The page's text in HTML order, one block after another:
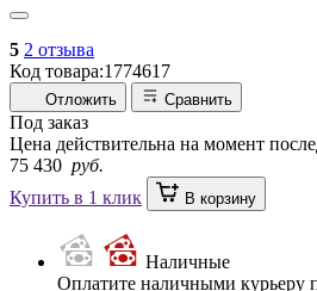
5 2 отзыва
Код товара:1774617
Отложить Сравнить
Под заказ
Цена действительна на момент
75 430 руб.
Купить в 1 клик
В корзину
Наличные
Оплатите наличными курьеру